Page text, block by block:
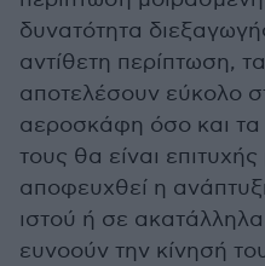
δυνατότητα
αντίθετη περίπτωση,
αποτελέσουν εύκολο
αεροσκάφη όσο και
τους θα είναι
αποφευχθεί η
ιστού ή σε
ευνοούν την κίνησή